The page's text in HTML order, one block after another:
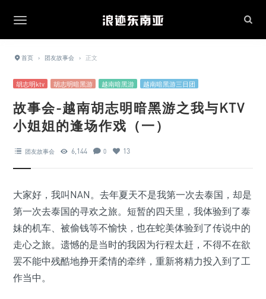
首页 › 团友故事会 › 正文
胡志明ktv 胡志明暗黑游 越南暗黑游 越南暗黑游三日团
故事会-越南胡志明暗黑游之我与KTV
小姐姐的逢场作戏（一）
团友故事会 6,144 0 13
大家好，我叫NAN。去年夏天不是我第一次去泰国，却是
第一次去泰国的寻欢之旅。短暂的四天里，我体验到了泰
妹的机车、被偷钱等不愉快，也在蛇美体验到了传说中的
走心之旅。遗憾的是当时的我因为行程太赶，不得不在欲
罢不能中残酷地挣开柔情的牵绊，重新将精力投入到了工
作当中。